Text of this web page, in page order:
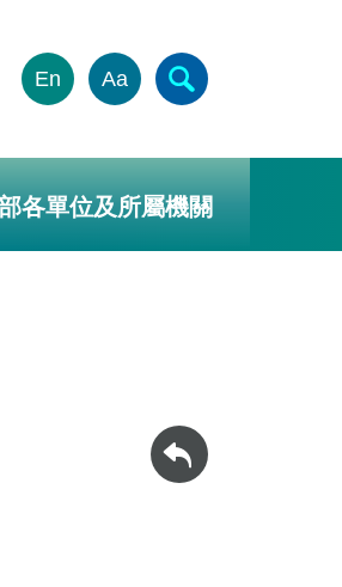
En Aa
各單位及所屬機關
回上一頁